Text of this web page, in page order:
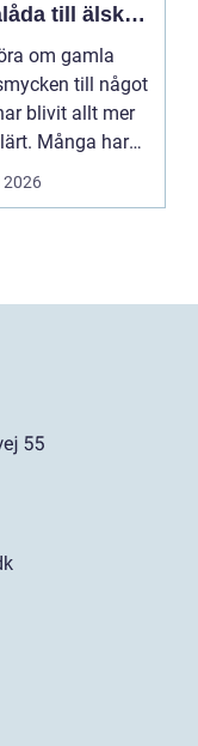
till älskad
om gamla
till något
blivit allt mer
Många har
ringar, ...
2026